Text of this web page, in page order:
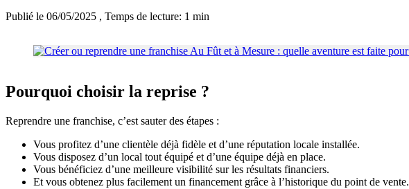
Publié le 06/05/2025 , Temps de lecture: 1 min
Pourquoi choisir la reprise ?
Reprendre une franchise, c’est sauter des étapes :
Vous profitez d’une clientèle déjà fidèle et d’une réputation locale installée.
Vous disposez d’un local tout équipé et d’une équipe déjà en place.
Vous bénéficiez d’une meilleure visibilité sur les résultats financiers.
Et vous obtenez plus facilement un financement grâce à l’historique du point de vente.